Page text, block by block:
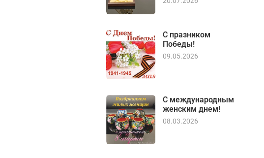
С празником
Победы!
09.05.2026
С международным
женским днем!
08.03.2026